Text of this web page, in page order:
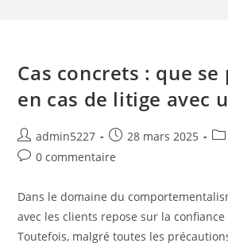
Cas concrets : que se
en cas de litige avec
admin5227 28 mars 2025
0 commentaire
Dans le domaine du
avec les clients repose sur la
Toutefois, malgré toutes les